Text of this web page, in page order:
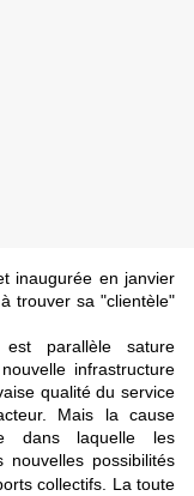
inaugurée en janvier
trouver sa "clientèle"
parallèle sature
infrastructure
qualité du service
Mais la cause
dans laquelle les
nouvelles possibilités
collectifs. L a toute